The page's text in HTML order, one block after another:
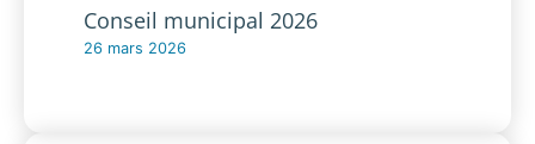
Conseil municipal 2026
26 mars 2026